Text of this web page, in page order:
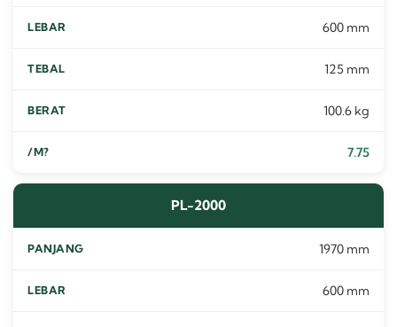
600 mm
125 mm
100.6 kg
7.75
PL-2000
1970 mm
600 mm